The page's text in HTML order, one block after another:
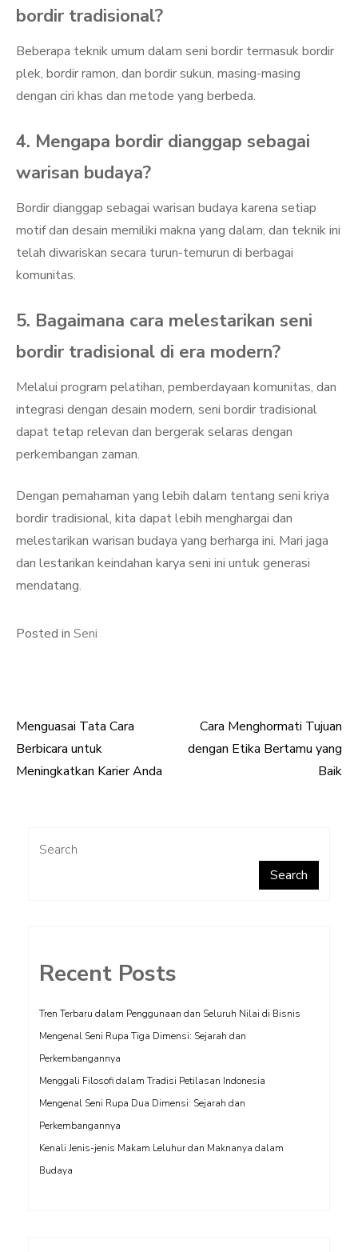
bordir tradisional?
Beberapa teknik umum dalam seni bordir termasuk bordir
plek, bordir ramon, dan bordir sukun, masing-masing
dengan ciri khas dan metode yang berbeda.
4. Mengapa bordir dianggap sebagai
warisan budaya?
Bordir dianggap sebagai warisan budaya karena setiap
motif dan desain memiliki makna yang dalam, dan teknik ini
telah diwariskan secara turun-temurun di berbagai
komunitas.
5. Bagaimana cara melestarikan seni
bordir tradisional di era modern?
Melalui program pelatihan, pemberdayaan komunitas, dan
integrasi dengan desain modern, seni bordir tradisional
dapat tetap relevan dan bergerak selaras dengan
perkembangan zaman.
Dengan pemahaman yang lebih dalam tentang seni kriya
bordir tradisional, kita dapat lebih menghargai dan
melestarikan warisan budaya yang berharga ini. Mari jaga
dan lestarikan keindahan karya seni ini untuk generasi
mendatang.
Posted in Seni
Post
navigation
Menguasai Tata Cara
Berbicara untuk
Meningkatkan Karier Anda
Cara Menghormati Tujuan
dengan Etika Bertamu yang
Baik
Search
Search
Recent Posts
Tren Terbaru dalam Penggunaan dan Seluruh Nilai di Bisnis
Mengenal Seni Rupa Tiga Dimensi: Sejarah dan
Perkembangannya
Menggali Filosofi dalam Tradisi Petilasan Indonesia
Mengenal Seni Rupa Dua Dimensi: Sejarah dan
Perkembangannya
Kenali Jenis-jenis Makam Leluhur dan Maknanya dalam
Budaya